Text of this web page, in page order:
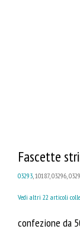
Fascette
03293, 10187, 03296,
Vedi altri 22 articoli
confezione da